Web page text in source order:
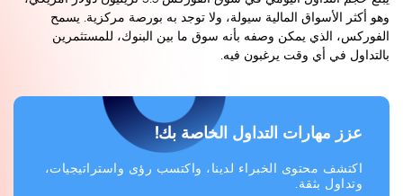
وهو أكثر الأسواق المالية سيولة، ولا توجد به بورصة مركزية. يسمح
الفوركس، الذي يمكن وصفه بأنه سوق ما بين البنوك، للمستثمرين
بالتداول في أي وقت يرغبون فيه.
عزز مهارات التداول الخاصة بك!
اكتشف محتوى الخبراء لدينا، واكتسب رؤى واستراتيجيات،
وتداول بثقة.